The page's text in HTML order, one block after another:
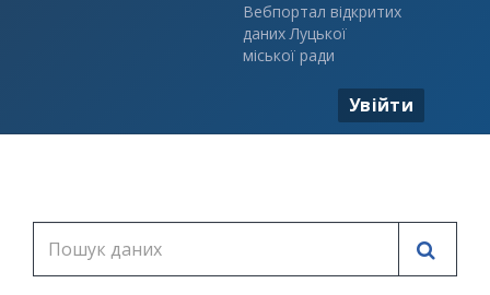
Вебпортал відкритих
даних Луцької
міської ради
Увійти